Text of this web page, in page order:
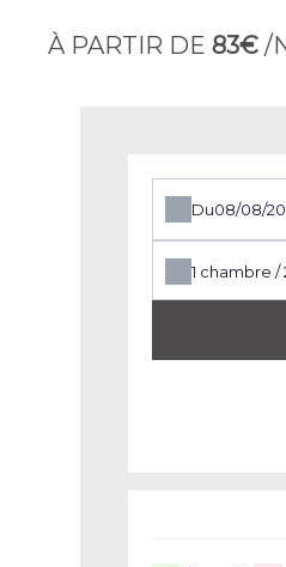
À PARTIR DE 83€ /
Du
1 chambre /